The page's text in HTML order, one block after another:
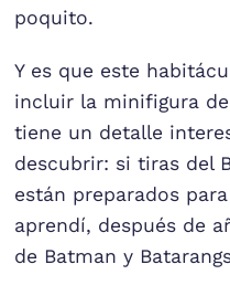
poquito.
Y es que este
incluir la minifigura
tiene un detalle
descubrir: si tiras del
están preparados
aprendí, después de
de Batman y